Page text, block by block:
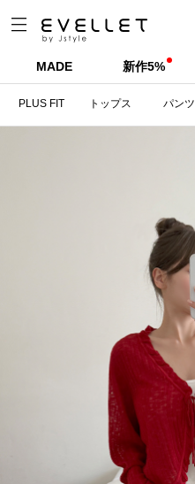
MADE 新作5%
PLUS FIT トップス パンツ